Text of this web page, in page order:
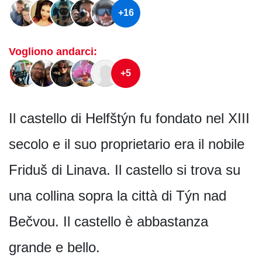
+16
Vogliono andarci:
+5
Il castello di Helfštýn fu fondato nel XIII
secolo e il suo proprietario era il nobile
Friduš di Linava. Il castello si trova su
una collina sopra la città di Týn nad
Bečvou. Il castello è abbastanza
grande e bello.